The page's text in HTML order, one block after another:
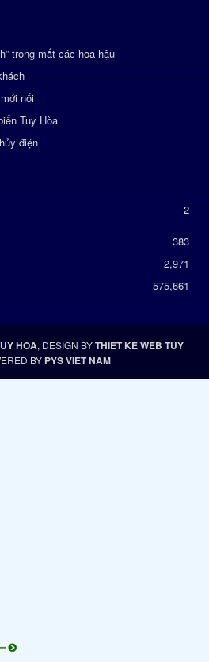
trong mắt các hoa hậu
nổi
Tuy Hòa
điện
2
383
2,971
575,661
HOA, DESIGN BYTHIET KE WEB TUY
BY PYS VIET NAM